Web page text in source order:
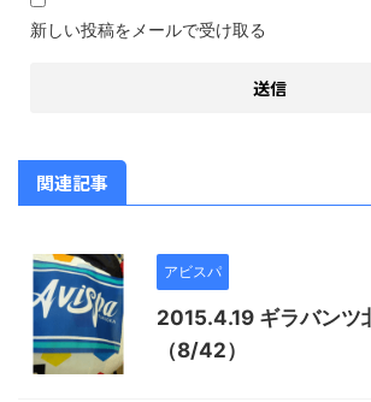
新しい投稿をメールで受け取る
関連記事
アビスパ
2015.4.19 ギラバンツ
（8/42）